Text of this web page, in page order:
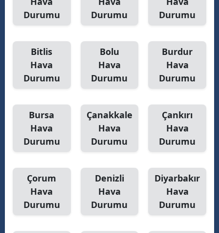
Durumu
Durumu
Durumu
Bitlis
Hava
Durumu
Bolu
Hava
Durumu
Burdur
Hava
Durumu
Bursa
Hava
Durumu
Çanakkale
Hava
Durumu
Çankırı
Hava
Durumu
Çorum
Hava
Durumu
Denizli
Hava
Durumu
Diyarbakır
Hava
Durumu